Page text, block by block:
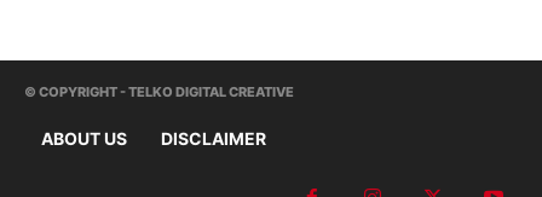
© COPYRIGHT - TELKO DIGITAL CREATIVE
ABOUT US DISCLAIMER